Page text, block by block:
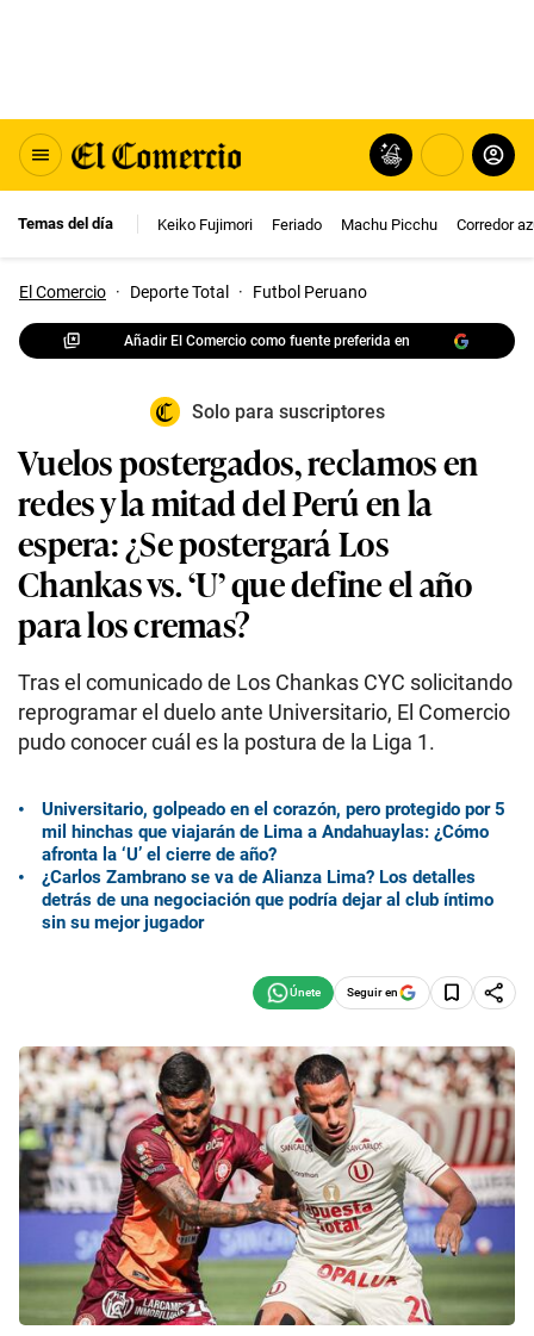
Temas del día Keiko Fujimori Feriado Machu Picchu Corredor
El Comercio · Deporte Total · Futbol Peruano
Añadir El Comercio como fuente preferida en
Solo para suscriptores
Vuelos postergados, reclamos en
redes y la mitad del Perú en la
espera: ¿Se postergará Los
Chankas vs. ‘U’ que define el año
para los cremas?
Tras el comunicado de Los Chankas CYC solicitando
reprogramar el duelo ante Universitario, El Comercio
pudo conocer cuál es la postura de la Liga 1.
Universitario, golpeado en el corazón, pero protegido por 5
mil hinchas que viajarán de Lima a Andahuaylas: ¿Cómo
afronta la ‘U’ el cierre de año?
¿Carlos Zambrano se va de Alianza Lima? Los detalles
detrás de una negociación que podría dejar al club íntimo
sin su mejor jugador
Seguir en